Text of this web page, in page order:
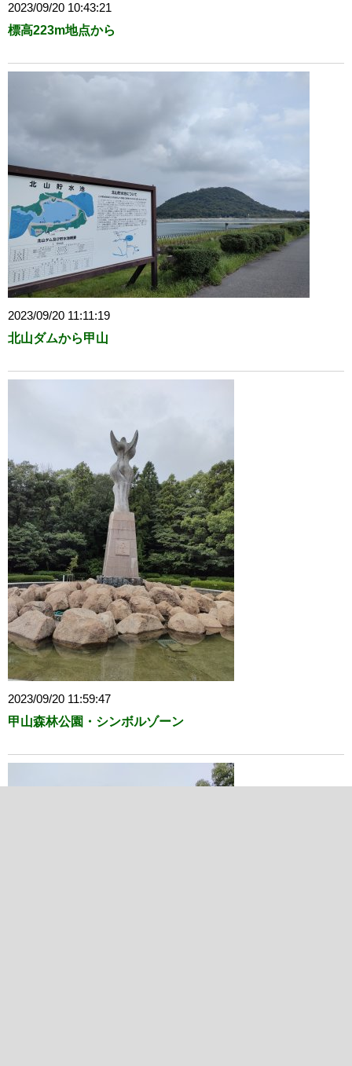
2023/09/20 10:43:21
標高223m地点から
2023/09/20 11:11:19
北山ダムから甲山
2023/09/20 11:59:47
甲山森林公園・シンボルゾーン